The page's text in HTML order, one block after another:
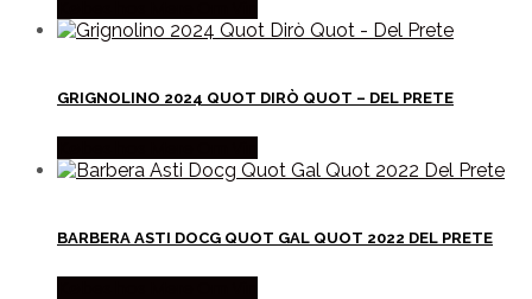
GRIGNOLINO 2024 QUOT DIRÒ QUOT – DEL PRETE
BARBERA ASTI DOCG QUOT GAL QUOT 2022 DEL PRETE